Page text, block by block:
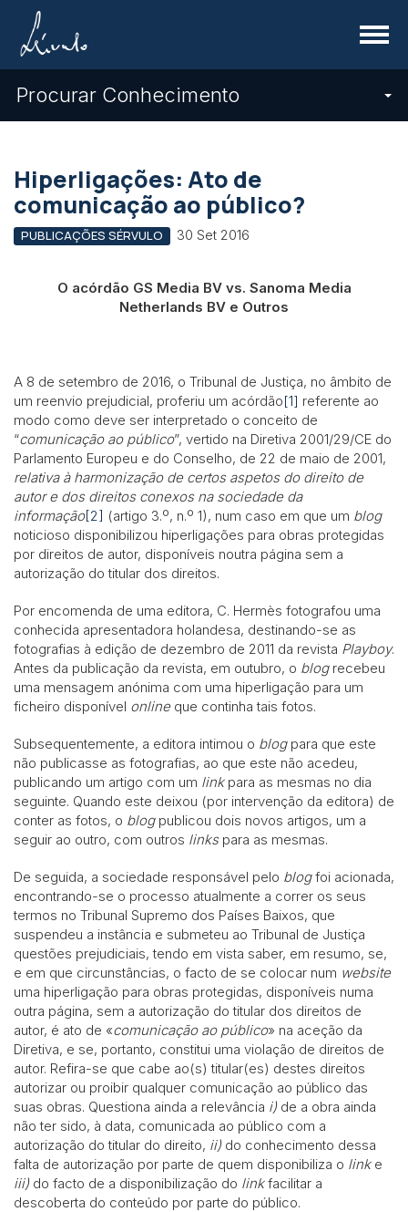
Menu
Procurar Conhecimento
Hiperligações: Ato de
comunicação ao público?
PUBLICAÇÕES SÉRVULO 30 Set 2016
O acórdão GS Media BV vs. Sanoma Media
Netherlands BV e Outros
A 8 de setembro de 2016, o Tribunal de Justiça, no âmbito de
um reenvio prejudicial, proferiu um acórdão[1] referente ao
modo como deve ser interpretado o conceito de
“comunicação ao público”, vertido na Diretiva 2001/29/CE do
Parlamento Europeu e do Conselho, de 22 de maio de 2001,
relativa à harmonização de certos aspetos do direito de
autor e dos direitos conexos na sociedade da
informação[2] (artigo 3.º, n.º 1), num caso em que um blog
noticioso disponibilizou hiperligações para obras protegidas
por direitos de autor, disponíveis noutra página sem a
autorização do titular dos direitos.
Por encomenda de uma editora, C. Hermès fotografou uma
conhecida apresentadora holandesa, destinando-se as
fotografias à edição de dezembro de 2011 da revista Playboy.
Antes da publicação da revista, em outubro, o blogrecebeu
uma mensagem anónima com uma hiperligação para um
ficheiro disponível onlineque continha tais fotos.
Subsequentemente, a editora intimou o blogpara que este
não publicasse as fotografias, ao que este não acedeu,
publicando um artigo com um linkpara as mesmas no dia
seguinte. Quando este deixou (por intervenção da editora) de
conter as fotos, o blogpublicou dois novos artigos, um a
seguir ao outro, com outros links para as mesmas.
De seguida, a sociedade responsável pelo blogfoi acionada,
encontrando-se o processo atualmente a correr os seus
termos no Tribunal Supremo dos Países Baixos, que
suspendeu a instância e submeteu ao Tribunal de Justiça
questões prejudiciais, tendo em vista saber, em resumo, se,
e em que circunstâncias, o facto de se colocar num website
uma hiperligação para obras protegidas, disponíveis numa
outra página, sem a autorização do titular dos direitos de
autor, é ato de «comunicação ao público» na aceção da
Diretiva, e se, portanto, constitui uma violação de direitos de
autor. Refira-se que cabe ao(s) titular(es) destes direitos
autorizar ou proibir qualquer comunicação ao público das
suas obras. Questiona ainda a relevância i) de a obra ainda
não ter sido, à data, comunicada ao público com a
autorização do titular do direito, ii) do conhecimento dessa
falta de autorização por parte de quem disponibiliza o linke
iii) do facto de a disponibilização do linkfacilitar a
descoberta do conteúdo por parte do público.